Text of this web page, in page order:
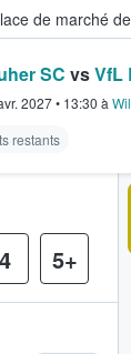
de marché
- Où les
SC vsVfL
2027• 13:30 à
restants
4 5+